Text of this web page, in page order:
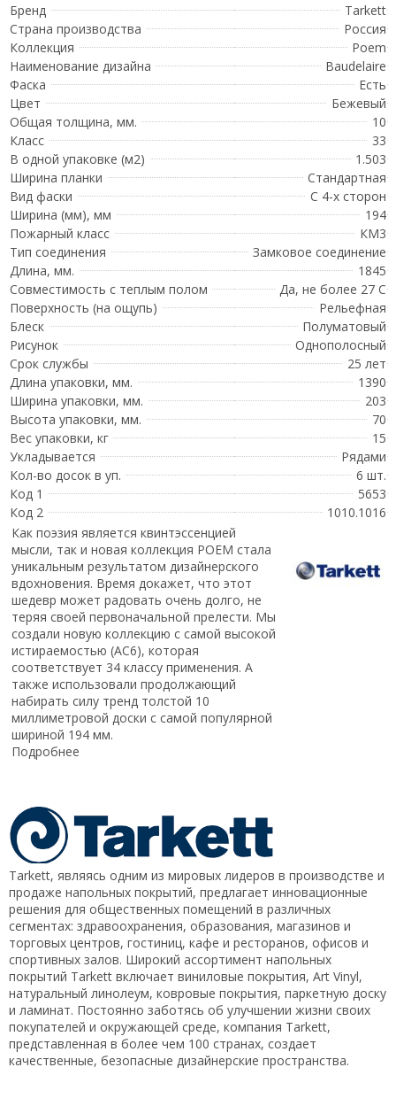
Бренд
Tarkett
Страна производства
Россия
Коллекция
Poem
Наименование дизайна
Baudelaire
Фаска
Есть
Цвет
Бежевый
Общая толщина, мм.
10
Класс
33
В одной упаковке (м2)
1.503
Ширина планки
Стандартная
Вид фаски
С 4-х сторон
Ширина (мм), мм
194
Пожарный класс
КМ3
Тип соединения
Замковое соединение
Длина, мм.
1845
Совместимость с теплым полом
Да, не более 27 С
Поверхность (на ощупь)
Рельефная
Блеск
Полуматовый
Рисунок
Однополосный
Срок службы
25 лет
Длина упаковки, мм.
1390
Ширина упаковки, мм.
203
Высота упаковки, мм.
70
Вес упаковки, кг
15
Укладывается
Рядами
Кол-во досок в уп.
6 шт.
Код 1
5653
Код 2
1010.1016
Как поэзия является квинтэссенцией
мысли, так и новая коллекция POEM стала
уникальным результатом дизайнерского
вдохновения. Время докажет, что этот
шедевр может радовать очень долго, не
теряя своей первоначальной прелести. Мы
создали новую коллекцию с самой высокой
истираемостью (AC6), которая
соответствует 34 классу применения. А
также использовали продолжающий
набирать силу тренд толстой 10
миллиметровой доски с самой популярной
шириной 194 мм.
Подробнее
Tarkett, являясь одним из мировых лидеров в производстве и
продаже напольных покрытий, предлагает инновационные
решения для общественных помещений в различных
сегментах: здравоохранения, образования, магазинов и
торговых центров, гостиниц, кафе и ресторанов, офисов и
спортивных залов. Широкий ассортимент напольных
покрытий Tarkett включает виниловые покрытия, Art Vinyl,
натуральный линолеум, ковровые покрытия, паркетную доску
и ламинат. Постоянно заботясь об улучшении жизни своих
покупателей и окружающей среде, компания Tarkett,
представленная в более чем 100 странах, создает
качественные, безопасные дизайнерские пространства.